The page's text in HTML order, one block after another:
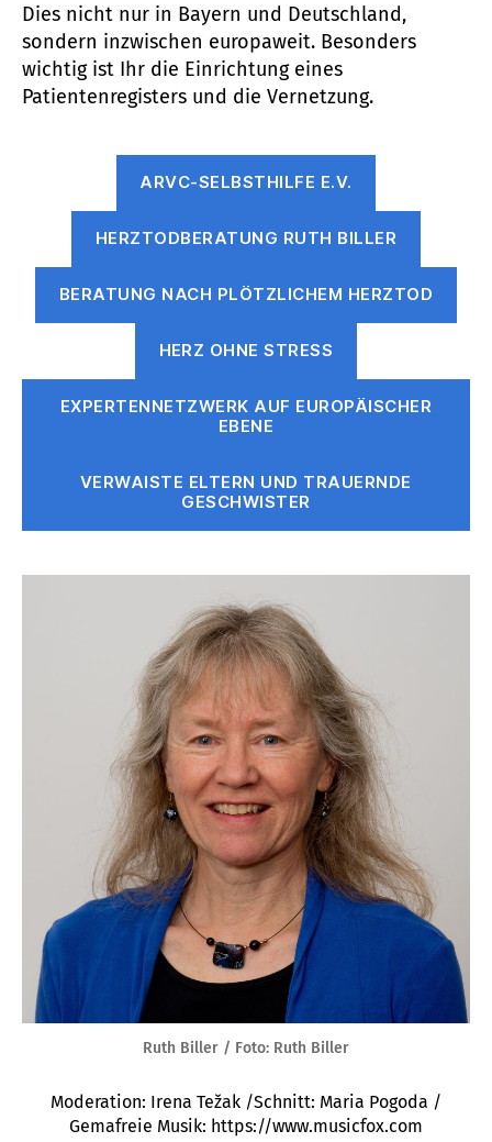
Dies nicht nur in Bayern und Deutschland,
sondern inzwischen europaweit. Besonders
wichtig ist Ihr die Einrichtung eines
Patientenregisters und die Vernetzung.
ARVC-SELBSTHILFE E.V.
HERZTODBERATUNG RUTH BILLER
BERATUNG NACH PLÖTZLICHEM HERZTOD
HERZ OHNE STRESS
EXPERTENNETZWERK AUF EUROPÄISCHER
EBENE
VERWAISTE ELTERN UND TRAUERNDE
GESCHWISTER
Ruth Biller / Foto: Ruth Biller
Moderation: Irena Težak /Schnitt: Maria Pogoda /
Gemafreie Musik: https://www.musicfox.com